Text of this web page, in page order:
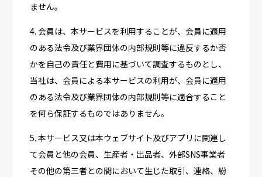
ません。
4. 会員は、本サービスを利用することが、会員に適用
のある法令及び業界団体の内部規則等に違反するか否
かを自己の責任と費用に基づいて調査するものとし、
当社は、会員による本サービスの利用が、会員に適用
のある法令及び業界団体の内部規則等に適合すること
を何ら保証するものではありません。
5. 本サービス又は本ウェブサイト及びアプリに関連し
て会員と他の会員、生産者・出品者、外部SNS事業者
その他の第三者との間において生じた取引、連絡、紛